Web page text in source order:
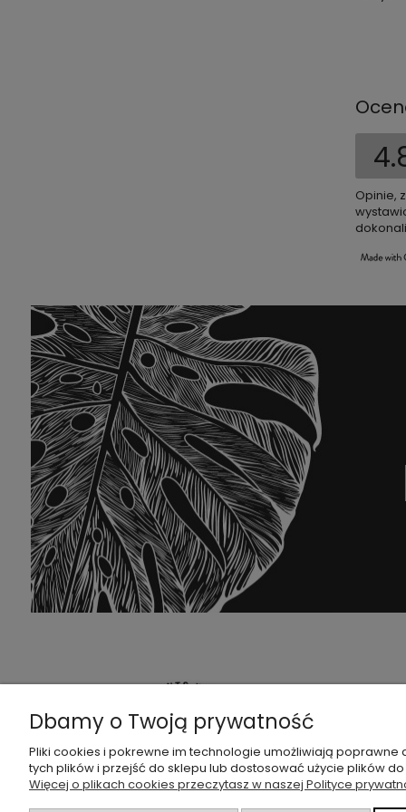
Opinie,
śledź nas na:
Dbamy o Twoją prywatność
Pliki cookies i pokrewne im technologie umożliwiają
tych plików i przejść do sklepu lub dostosować użycie plików
Więcej o plikach cookies przeczytasz w naszej Polityce